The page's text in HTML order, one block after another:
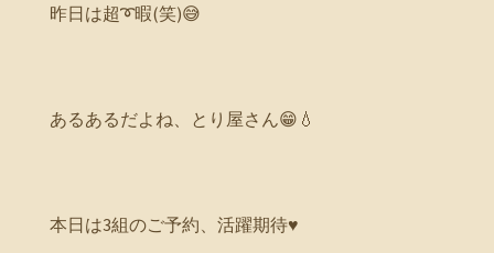
昨日は超➰暇(笑)😅
あるあるだよね、とり屋さん😁💧
本日は3組のご予約、活躍期待♥️